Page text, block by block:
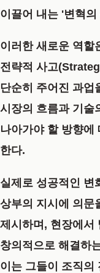
이끌어 내는 '변혁
이러한 새로운 역할
전략적 사고
단순히 주어진 과업
시장의 흐름과 기술
나아가야 할 방향에
한다.
실제로 성공적인 변
상부의 지시에 의문
제시하며, 현장에서
창의적으로 해결하
이는 그들이 조직의